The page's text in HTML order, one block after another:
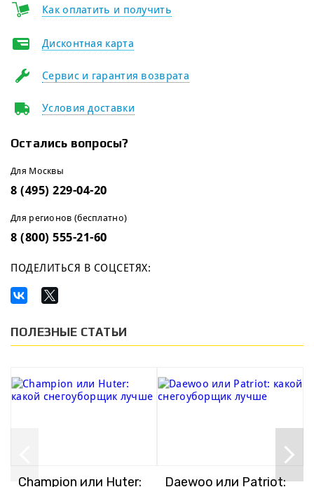
Как оплатить и получить
Дисконтная карта
Сервис и гарантия возврата
Условия доставки
Остались вопросы?
Для Москвы
8 (495) 229-04-20
Для регионов (бесплатно)
8 (800) 555-21-60
ПОДЕЛИТЬСЯ В СОЦСЕТЯХ:
ПОЛЕЗНЫЕ СТАТЬИ
Champion или Huter: Daewoo или Patriot: